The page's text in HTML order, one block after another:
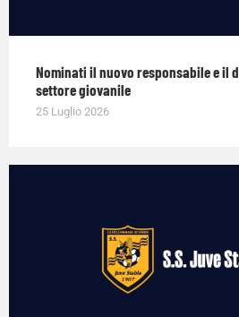
Nominati il nuovo responsabile e il
settore giovanile
25 Luglio 2026